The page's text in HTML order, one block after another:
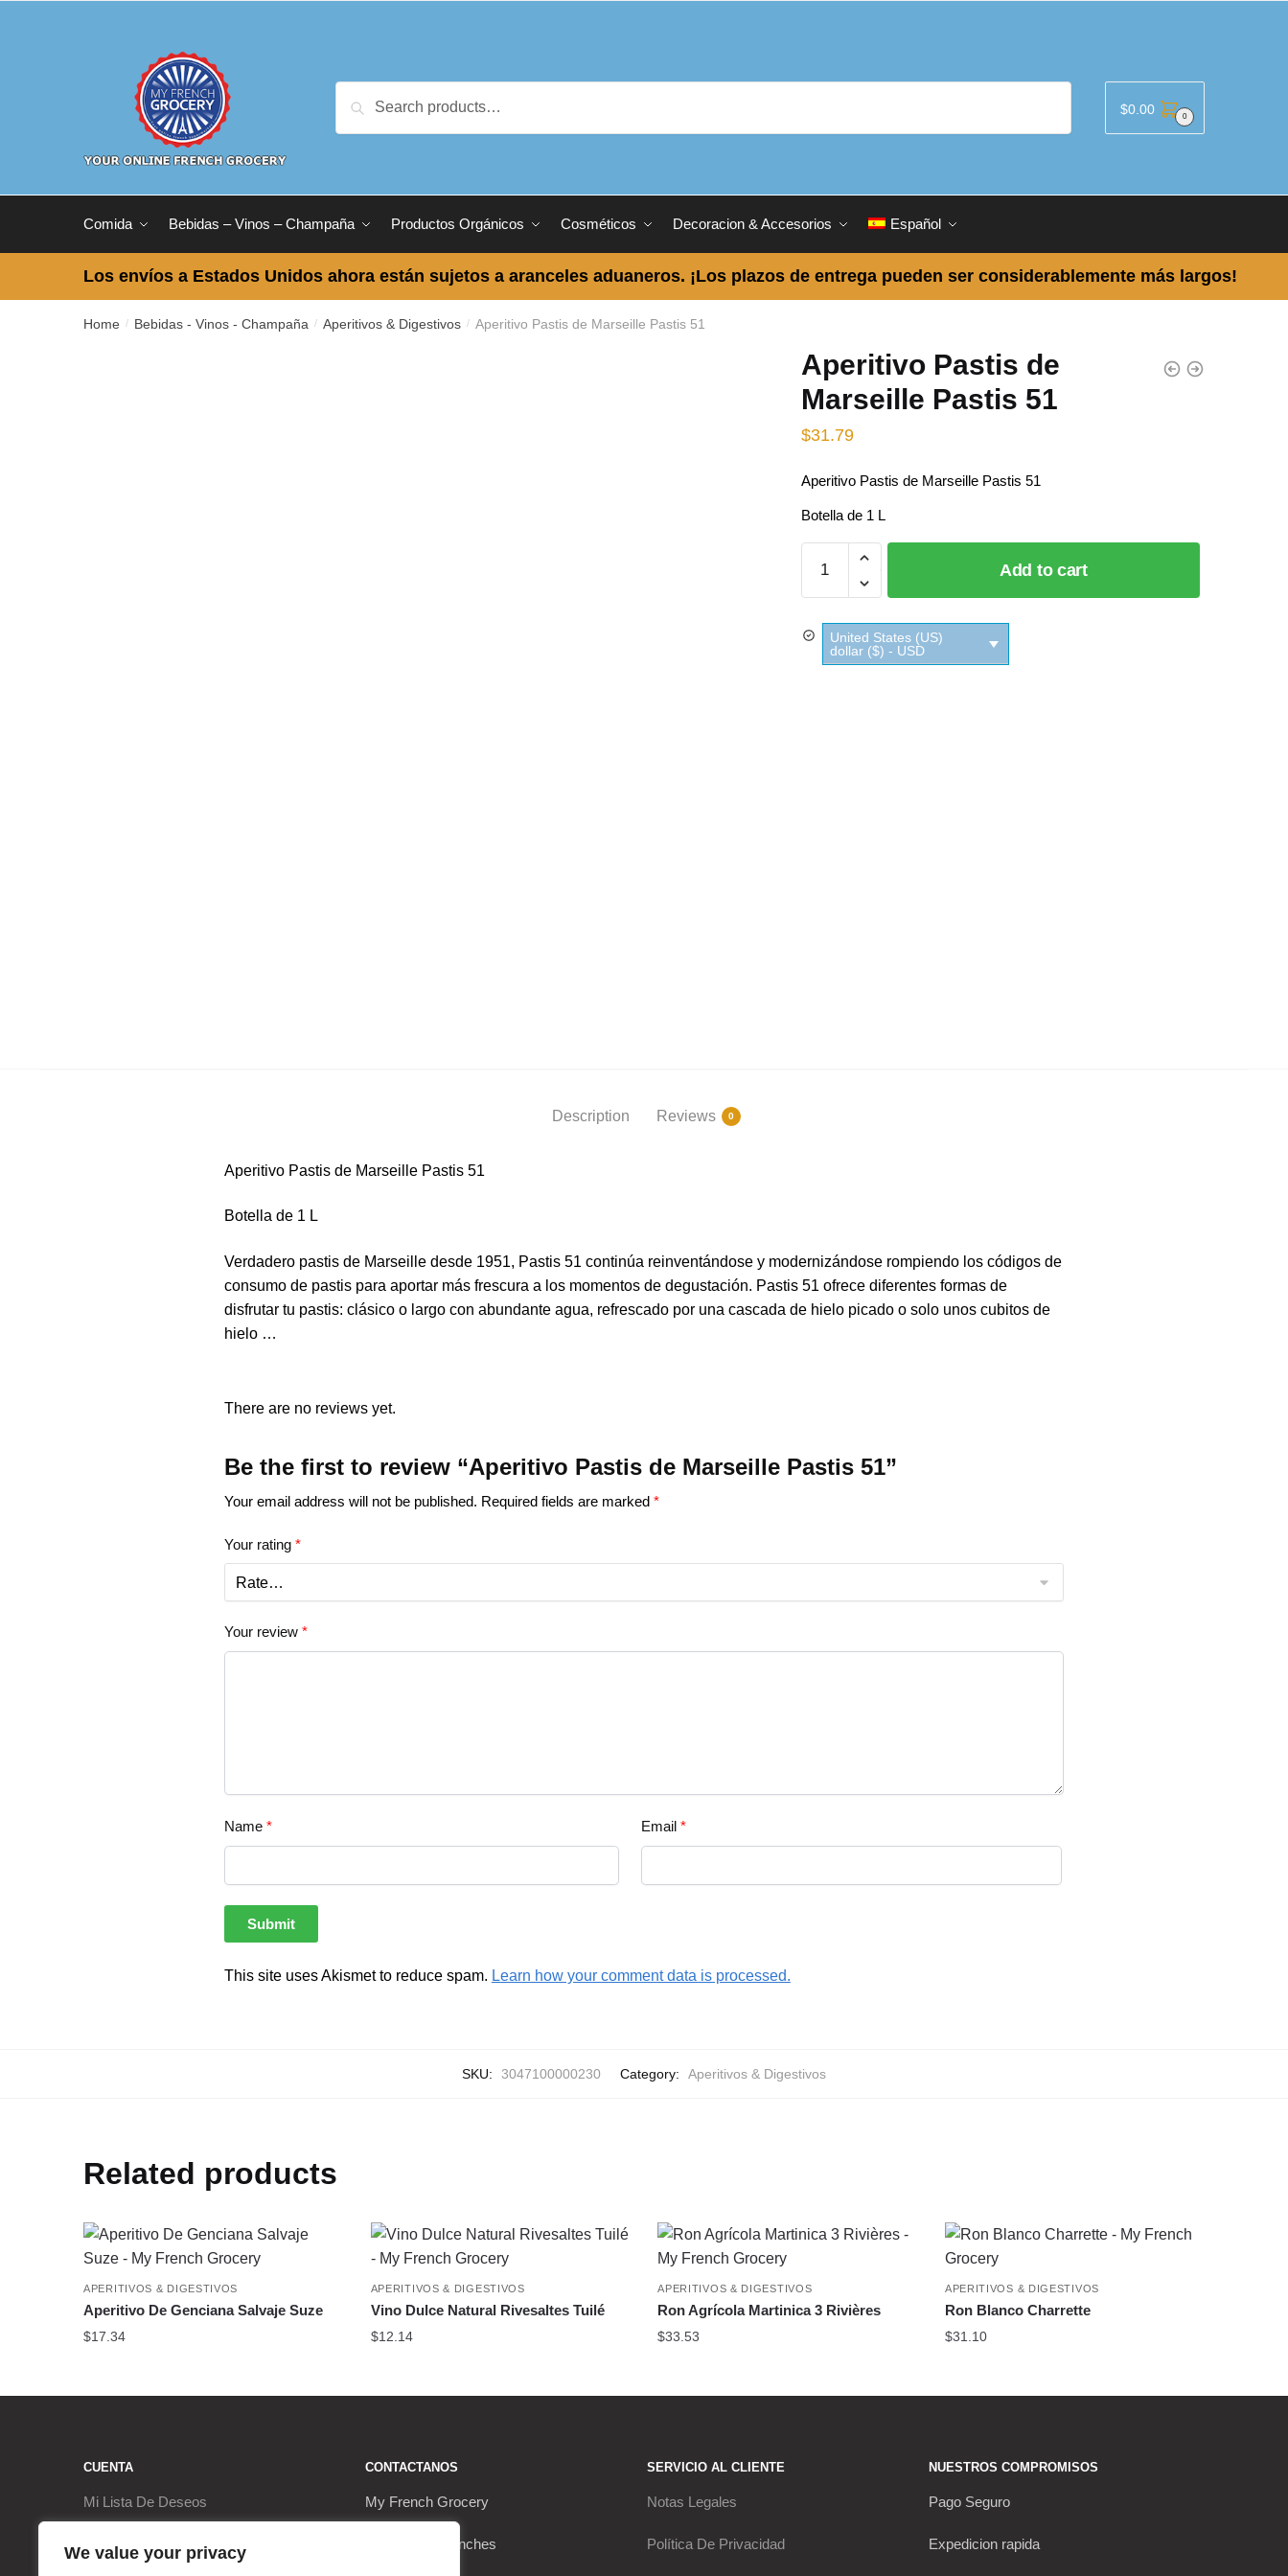
We value your privacy
for:
Search $0.00 0
Comida Bebidas – Vinos – Champaña Productos Orgánicos Cosméticos Decoracion & Accesorios Español
Los envíos a Estados Unidos ahora están sujetos a aranceles aduaneros. ¡Los plazos de entrega pueden ser considerablemente más largos!
Home / Bebidas - Vinos - Champaña / Aperitivos & Digestivos / Aperitivo Pastis de Marseille Pastis 51
Aperitivo Pastis de
Marseille Pastis 51
$31.79
Aperitivo Pastis de Marseille Pastis 51
Botella de 1 L
Pastis
de
Marseille
Pastis
Add to cart
United States (US)
dollar ($) - USD
Description Reviews 0
Aperitivo Pastis de Marseille Pastis 51
Botella de 1 L
Verdadero pastis de Marseille desde 1951, Pastis 51 continúa reinventándose y modernizándose rompiendo los códigos de
consumo de pastis para aportar más frescura a los momentos de degustación. Pastis 51 ofrece diferentes formas de
disfrutar tu pastis: clásico o largo con abundante agua, refrescado por una cascada de hielo picado o solo unos cubitos de
hielo …
There are no reviews yet.
Be the first to review “Aperitivo Pastis de Marseille Pastis 51”
Your email address will not be published. Required fields are marked *
Your rating *
Your review *
Name * Email*
This site uses Akismet to reduce spam. Learn how your comment data is processed.
SKU: 3047100000230 Category: Aperitivos & Digestivos
Related products
APERITIVOS & DIGESTIVOS
Aperitivo De Genciana Salvaje Suze
$17.34
APERITIVOS & DIGESTIVOS
Vino Dulce Natural Rivesaltes Tuilé
$12.14
APERITIVOS & DIGESTIVOS
Ron Agrícola Martinica 3 Rivières
$33.53
APERITIVOS & DIGESTIVOS
Ron Blanco Charrette
$31.10
CUENTA
Mi Lista De Deseos
Ir a la Caja
CONTACTANOS
My French Grocery
9, Rue des Franches
SERVICIO AL CLIENTE
Notas Legales
Política De Privacidad
NUESTROS COMPROMISOS
Pago Seguro
Expedicion rapida